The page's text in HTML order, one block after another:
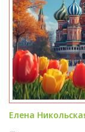
Елена